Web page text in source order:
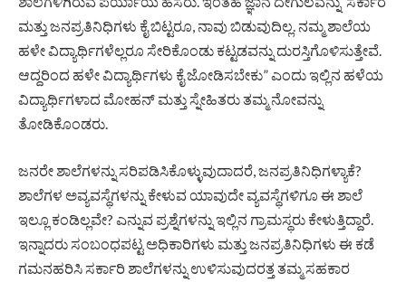
ಮತ್ತು ಜನಪ್ರತಿನಿಧಿಗಳು ಕೈ ಬಿಟ್ಟರೂ, ನಾವು ಬಿಡುವುದಿಲ್ಲ. ನಮ್ಮ ಶಾಲೆಯ
ಹಳೇ ವಿದ್ಯಾರ್ಥಿಗಳೆಲ್ಲರೂ ಸೇರಿಕೊಂಡು ಕಟ್ಟಡವನ್ನು ದುರಸ್ತಿಗೊಳಿಸುತ್ತೇವೆ.
ಆದ್ದರಿಂದ ಹಳೇ ವಿದ್ಯಾರ್ಥಿಗಳು ಕೈ ಜೋಡಿಸಬೇಕು” ಎಂದು ಇಲ್ಲಿನ ಹಳೆಯ
ವಿದ್ಯಾರ್ಥಿಗಳಾದ ಮೋಹನ್ ಮತ್ತು ಸ್ನೇಹಿತರು ತಮ್ಮ ನೋವನ್ನು
ತೋಡಿಕೊಂಡರು.
ಜನರೇ ಶಾಲೆಗಳನ್ನು ಸರಿಪಡಿಸಿಕೊಳ್ಳುವುದಾದರೆ, ಜನಪ್ರತಿನಿಧಿಗಳ್ಯಾಕೆ?
ಶಾಲೆಗಳ ಅವ್ಯವಸ್ಥೆಗಳನ್ನು ಕೇಳುವ ಯಾವುದೇ ವ್ಯವಸ್ಥೆಗಳಿಗೂ ಈ ಶಾಲೆ
ಇಲ್ಲೂ ಕಂಡಿಲ್ಲವೇ? ಎನ್ನುವ ಪ್ರಶ್ನೆಗಳನ್ನು ಇಲ್ಲಿನ ಗ್ರಾಮಸ್ಥರು ಕೇಳುತ್ತಿದ್ದಾರೆ.
ಇನ್ನಾದರು ಸಂಬಂಧಪಟ್ಟ ಅಧಿಕಾರಿಗಳು ಮತ್ತು ಜನಪ್ರತಿನಿಧಿಗಳು ಈ ಕಡೆ
ಗಮನಹರಿಸಿ ಸರ್ಕಾರಿ ಶಾಲೆಗಳನ್ನು ಉಳಿಸುವುದರತ್ತ ತಮ್ಮ ಸಹಕಾರ